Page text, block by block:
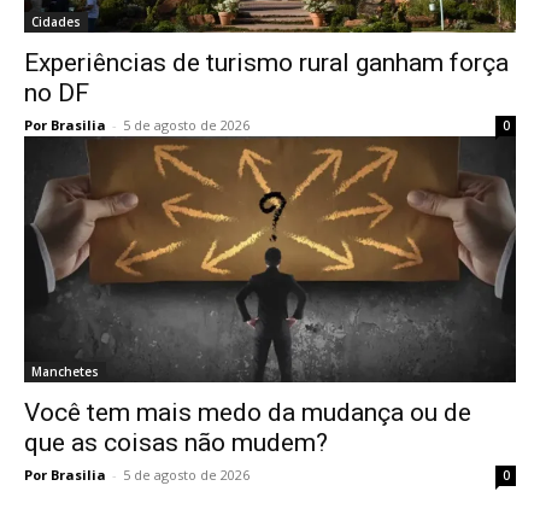
Cidades
Experiências de turismo rural ganham força
no DF
Por Brasilia - 5 de agosto de 2026 0
Manchetes
Você tem mais medo da mudança ou de
que as coisas não mudem?
Por Brasilia - 5 de agosto de 2026 0